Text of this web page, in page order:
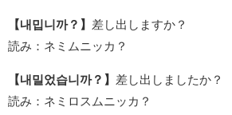
【내밉니까？】 差し出しますか？
読み：ネミムニッカ？
【내밀었습니까？】 差し出しましたか？
読み：ネミロスムニッカ？